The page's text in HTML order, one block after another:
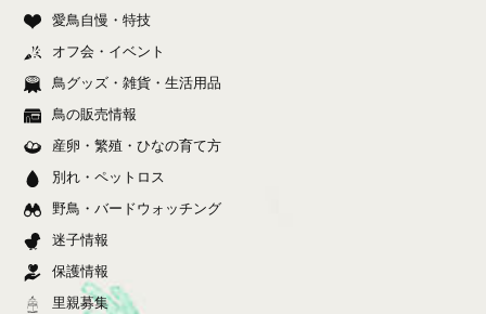
愛鳥自慢・特技
オフ会・イベント
鳥グッズ・雑貨・生活用品
鳥の販売情報
産卵・繁殖・ひなの育て方
別れ・ペットロス
野鳥・バードウォッチング
迷子情報
保護情報
里親募集